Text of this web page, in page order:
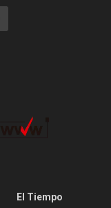
El Tiempo